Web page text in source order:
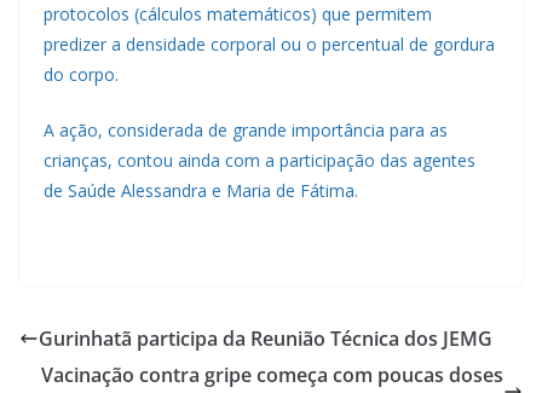
protocolos (cálculos matemáticos) que permitem
predizer a densidade corporal ou o percentual de gordura
do corpo.
A ação, considerada de grande importância para as
crianças, contou ainda com a participação das agentes
de Saúde Alessandra e Maria de Fátima.
Gurinhatã participa da Reunião Técnica dos JEMG
Vacinação contra gripe começa com poucas doses